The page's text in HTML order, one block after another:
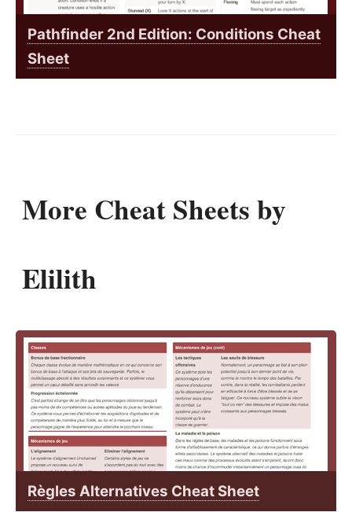
Pathfinder 2nd Edition: Conditions Cheat
Sheet
More Cheat Sheets by
Elilith
Règles Alternatives Cheat Sheet